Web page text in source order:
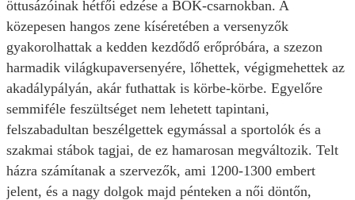
öttusázóinak hétfői edzése a BOK-csarnokban. A
közepesen hangos zene kíséretében a versenyzők
gyakorolhattak a kedden kezdődő erőpróbára, a szezon
harmadik világkupaversenyére, lőhettek, végigmehettek az
akadálypályán, akár futhattak is körbe-körbe. Egyelőre
semmiféle feszültséget nem lehetett tapintani,
felszabadultan beszélgettek egymással a sportolók és a
szakmai stábok tagjai, de ez hamarosan megváltozik. Telt
házra számítanak a szervezők, ami 1200-1300 embert
jelent, és a nagy dolgok majd pénteken a női döntőn,